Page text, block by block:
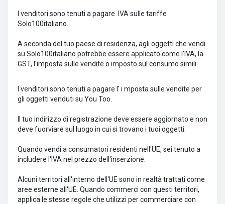
I venditori sono tenuti a pagare IVA sulle tariffe
Solo100italiano.
A seconda del tuo paese di residenza, agli oggetti che vendi
su Solo100italiano potrebbe essere applicato come l'IVA, la
GST, l'imposta sulle vendite o imposto sul consumo simili:
I venditori sono tenuti a pagare l' i mposta sulle vendite per
gli oggetti venduti su You Too.
Il tuo indirizzo di registrazione deve essere aggiornato e non
deve fuorviare sul luogo in cui si trovano i tuoi oggetti.
Quando vendi a consumatori residenti nell'UE, sei tenuto a
includere l'IVA nel prezzo dell'inserzione.
Alcuni territori all'interno dell'UE sono in realtà trattati come
aree esterne all'UE. Quando commerci con questi territori,
applica le stesse regole che utilizzi per commerciare con